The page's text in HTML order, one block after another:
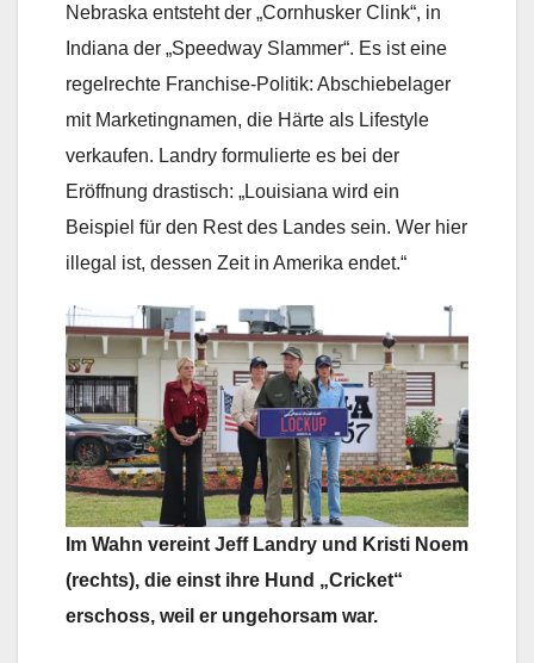
Nebraska entsteht der „Cornhusker Clink“, in
Indiana der „Speedway Slammer“. Es ist eine
regelrechte Franchise-Politik: Abschiebelager
mit Marketingnamen, die Härte als Lifestyle
verkaufen. Landry formulierte es bei der
Eröffnung drastisch: „Louisiana wird ein
Beispiel für den Rest des Landes sein. Wer hier
illegal ist, dessen Zeit in Amerika endet.“
Im Wahn vereint Jeff Landry und Kristi Noem
(rechts), die einst ihre Hund „Cricket“
erschoss, weil er ungehorsam war.